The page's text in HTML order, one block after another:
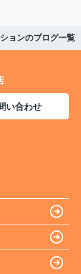
ョンのブログ一覧
い合わせ